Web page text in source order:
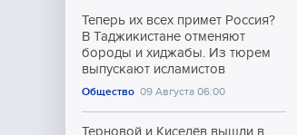
Ближний Восток
Общество
Культура
Теперь их всех примет Россия?
В Таджикистане отменяют
бороды и хиджабы. Из тюрем
выпускают исламистов
Общество 09 Августа 06:00
Терновой и Киселёв вышли в